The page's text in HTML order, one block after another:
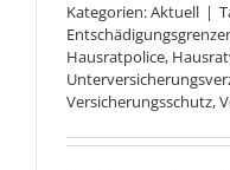
Kategorien:Aktuell |
Hausratpolice,
Versicherungsschutz,